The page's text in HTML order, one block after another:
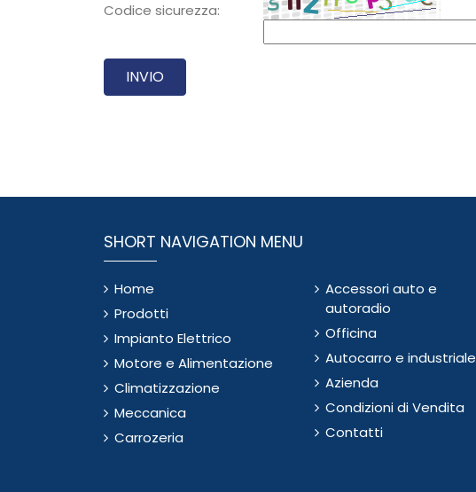
Codice sicurezza:
SHORT NAVIGATION MENU
Home
Prodotti
Impianto Elettrico
Motore e Alimentazione
Climatizzazione
Meccanica
Carrozeria
Accessori auto e
autoradio
Officina
Autocarro e industriale
Azienda
Condizioni di Vendita
Contatti